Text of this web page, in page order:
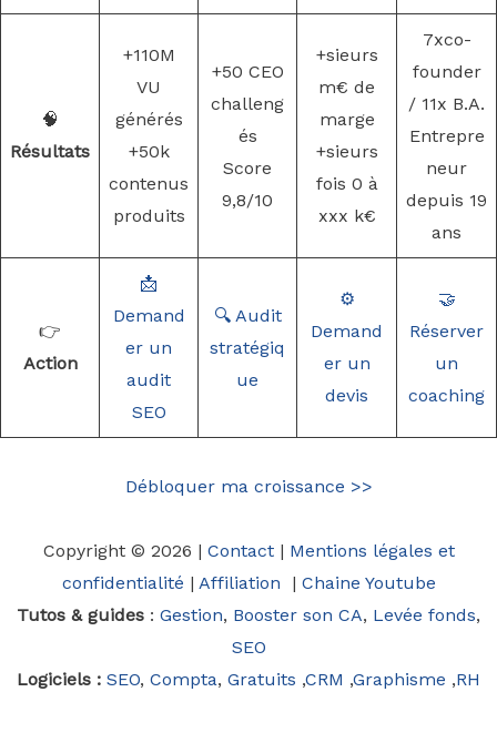
🧠
Résultats
+110M
VU
générés
+50k
contenus
produits
+50 CEO
challeng
és
Score
9,8/10
+sieurs
m€ de
marge
+sieurs
fois 0 à
xxx k€
7xco-
founder
/ 11x B.A.
Entrepre
neur
depuis 19
ans
👉
Action
📩
Demand
er un
audit
SEO
🔍 Audit
stratégiq
ue
⚙️
Demand
er un
devis
🤝
Réserver
un
coaching
Débloquer ma croissance >>
Copyright © 2026 | Contact| Mentions légales et
confidentialité | Affiliation | Chaine Youtube
Tutos & guides : Gestion, Booster son CA, Levée fonds,
SEO
Logiciels : SEO, Compta, Gratuits ,CRM ,Graphisme ,RH